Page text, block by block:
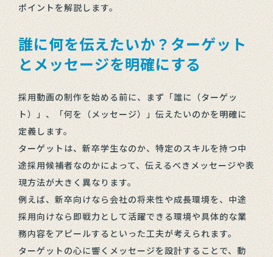
ポイントを解説します。
誰に何を伝えたいか？ターゲット
とメッセージを明確にする
採用動画の制作を始める前に、まず「誰に（ターゲッ
ト）」、「何を（メッセージ）」伝えたいのかを明確に
定義します。
ターゲットは、新卒学生なのか、特定のスキルを持つ中
途採用候補者なのかによって、伝えるべきメッセージや表
現方法が大きく異なります。
例えば、新卒向けなら会社の将来性や成長環境を、中途
採用向けなら即戦力として活躍できる環境や具体的な業
務内容をアピールするといった工夫が考えられます。
ターゲットの心に響くメッセージを設計することで、動